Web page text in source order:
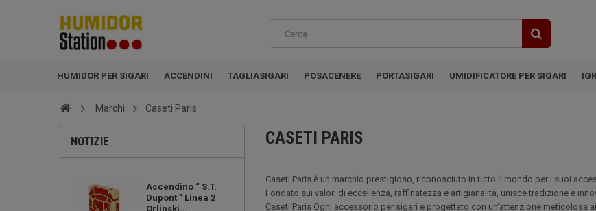
HUMIDOR PER SIGARI ACCENDINI TAGLIASIGARI POSACENERE PORTASIGARI UMIDIFICATORE PER SIGARI
Marchi Caseti Paris
NOTIZIE
Accendino “ S.T.
Dupont ” Linea 2
Orlinski...
CASETI PARIS
Caseti Paris è un marchio prestigioso, riconosciuto in tutto il mondo per i suoi
Fondato sui valori di eccellenza, raffinatezza e artigianalità, unisce tradizione e
Caseti Paris Ogni accessorio per sigari è progettato con un'attenzione meticolosa